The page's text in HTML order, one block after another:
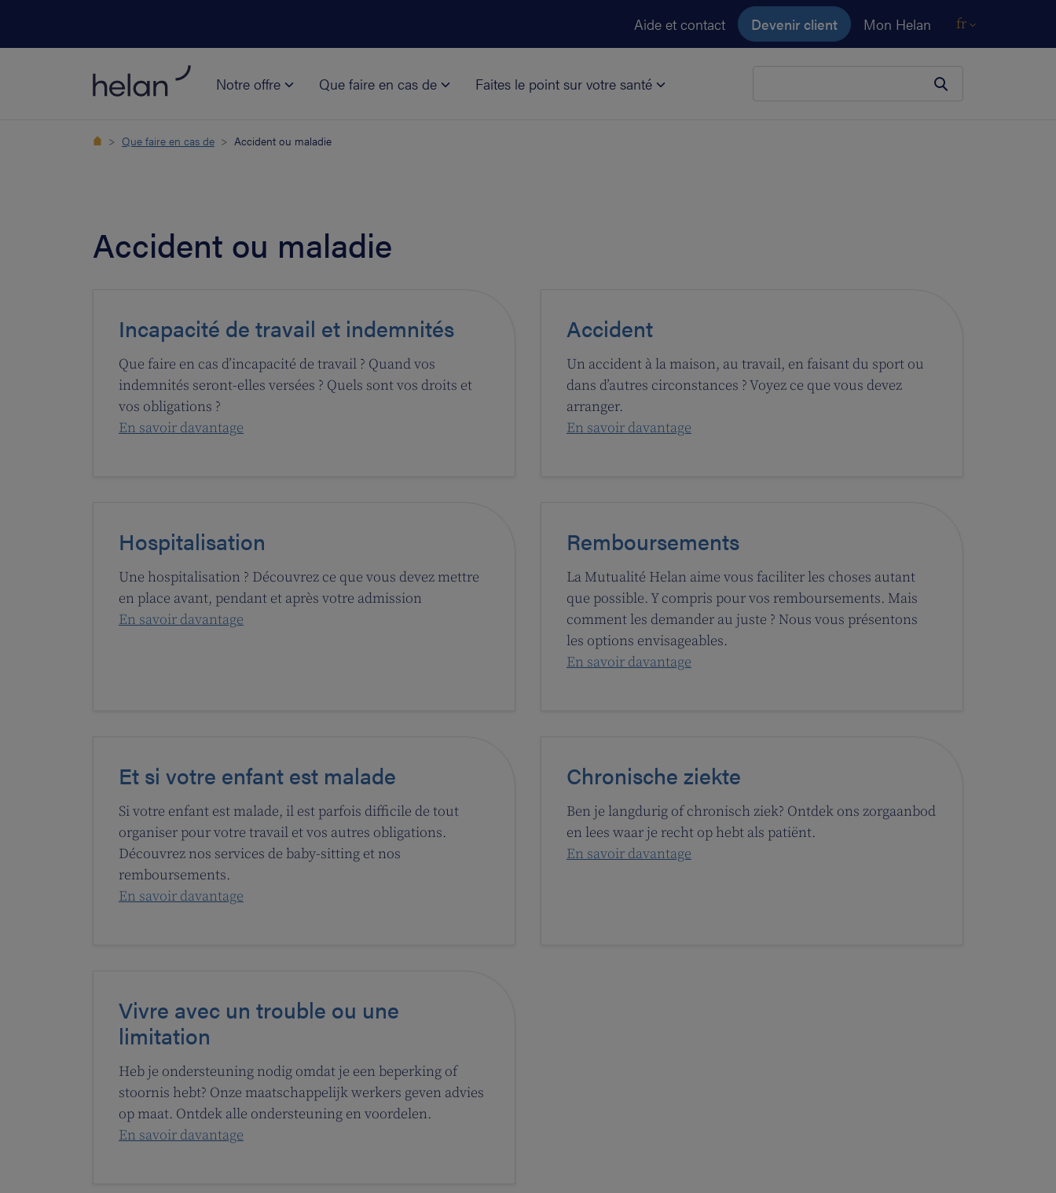
Aide et contact Devenir client Mon Helan fr
Notre offre Que faire en cas de Faites le point sur votre santé
Que faire en cas de Accident ou maladie
Accident ou maladie
Incapacité de travail et indemnités
Que faire en cas d’incapacité de travail ? Quand vos
indemnités seront-elles versées ? Quels sont vos droits et
vos obligations ?
En savoir davantage
Accident
Un accident à la maison, au travail, en faisant du sport ou
dans d’autres circonstances ? Voyez ce que vous devez
arranger.
En savoir davantage
Hospitalisation
Une hospitalisation ? Découvrez ce que vous devez mettre
en place avant, pendant et après votre admission
En savoir davantage
Remboursements
La Mutualité Helan aime vous faciliter les choses autant
que possible. Y compris pour vos remboursements. Mais
comment les demander au juste ? Nous vous présentons
les options envisageables.
En savoir davantage
Et si votre enfant est malade
Si votre enfant est malade, il est parfois difficile de tout
organiser pour votre travail et vos autres obligations.
Découvrez nos services de baby-sitting et nos
remboursements.
En savoir davantage
Chronische ziekte
Ben je langdurig of chronisch ziek? Ontdek ons zorgaanbod
en lees waar je recht op hebt als patiënt.
En savoir davantage
Vivre avec un trouble ou une
limitation
Heb je ondersteuning nodig omdat je een beperking of
stoornis hebt? Onze maatschappelijk werkers geven advies
op maat. Ontdek alle ondersteuning en voordelen.
En savoir davantage